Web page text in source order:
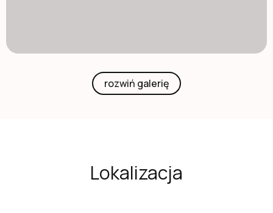
rozwiń galerię
Lokalizacja